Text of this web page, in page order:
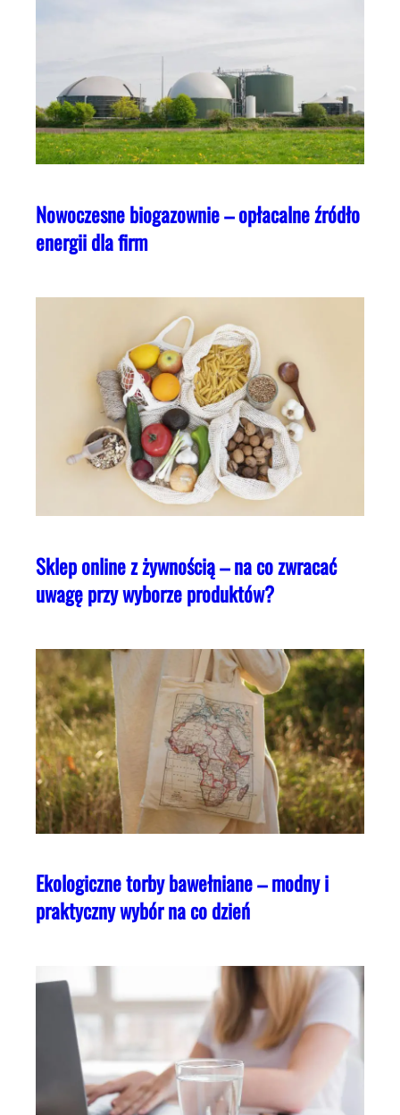
Nowoczesne biogazownie – opłacalne źródło
energii dla firm
Sklep online z żywnością – na co zwracać
uwagę przy wyborze produktów?
Ekologiczne torby bawełniane – modny i
praktyczny wybór na co dzień